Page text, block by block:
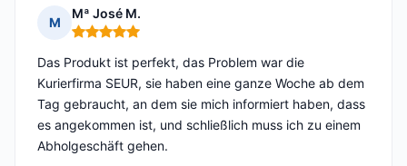
M
Mª José M.
Hinweis: 5 von 5
Das Produkt ist perfekt, das Problem war die
Kurierfirma SEUR, sie haben eine ganze Woche ab dem
Tag gebraucht, an dem sie mich informiert haben, dass
es angekommen ist, und schließlich muss ich zu einem
Abholgeschäft gehen.